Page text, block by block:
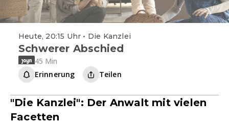
Heute, 20:15 Uhr • Die Kanzlei
Schwerer Abschied
45 Min
Erinnerung
Teilen
"Die Kanzlei": Der Anwalt mit vielen
Facetten